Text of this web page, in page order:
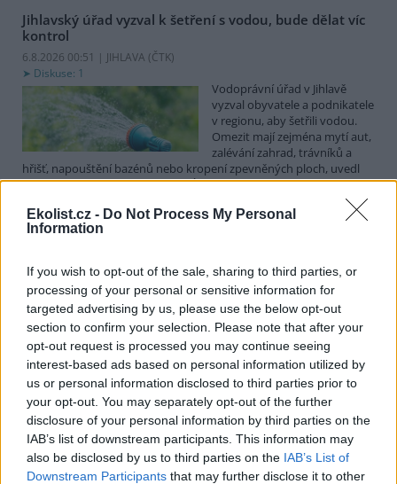
Ekolist.cz - Do Not Process My Personal
Information
If you wish to opt-out of the sale, sharing to third parties, or
processing of your personal or sensitive information for
targeted advertising by us, please use the below opt-out
section to confirm your selection. Please note that after your
opt-out request is processed you may continue seeing
interest-based ads based on personal information utilized by
us or personal information disclosed to third parties prior to
your opt-out. You may separately opt-out of the further
disclosure of your personal information by third parties on the
IAB’s list of downstream participants. This information may
also be disclosed by us to third parties on the IAB’s List of
Downstream Participants that may further disclose it to other
Jihlavský úřad vyzval k šetření s vodou, bude dělat víc
kontrol
6.8.2026 00:51 | JIHLAVA (ČTK)
Diskuse: 1
Vodoprávní úřad v Jihlavě
vyzval obyvatele a podnikatele
v regionu, aby šetřili vodou.
Omezit mají zejména mytí aut,
zalévání zahrad, trávníků a
hřišť, napouštění bazénů nebo kropení zpevněných ploch, uvedl
mluvčí radnice Radovan Daněk. Úřad podle něj bude víc
kontrolovat povolené odběry. Výzva k šetření vodou platí pro
všechny obce spadající pod Jihlavu jako obec s rozšířenou
působností.
Celníci odhalili gang překupníků papoušků, zajistili
stovku ptáků
5.8.2026 20:13 ( ČTK
Celníci odhalili gang
překupníků chráněných druhů
papoušků působící v několika
krajích a zajistili asi stovku
ptáků. S odchytem a
zajištěním zvířat celníkům pomohly zoo v Praze, Zlíně a Ostravě. V
ostravské zahradě také papoušci nalezli dočasné útočiště. V
tiskové zprávě nawebucelníků to oznámila mluvčí Celní správy ČR
Martina Kaňková. Případem se zabývá policie.